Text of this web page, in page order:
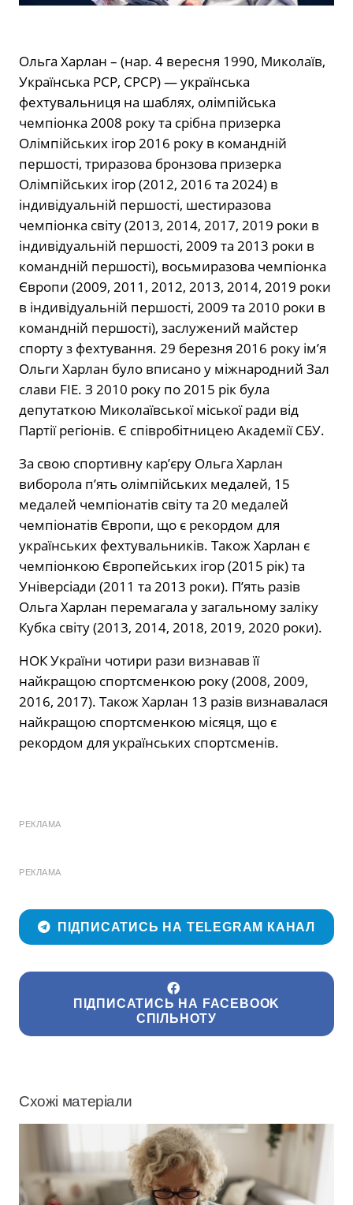
Ольга Харлан – (нар. 4 вересня 1990, Миколаїв,
Українська РСР, СРСР) — українська
фехтувальниця на шаблях, олімпійська
чемпіонка 2008 року та срібна призерка
Олімпійських ігор 2016 року в командній
першості, триразова бронзова призерка
Олімпійських ігор (2012, 2016 та 2024) в
індивідуальній першості, шестиразова
чемпіонка світу (2013, 2014, 2017, 2019 роки в
індивідуальній першості, 2009 та 2013 роки в
командній першості), восьмиразова чемпіонка
Європи (2009, 2011, 2012, 2013, 2014, 2019 роки
в індивідуальній першості, 2009 та 2010 роки в
командній першості), заслужений майстер
спорту з фехтування. 29 березня 2016 року ім’я
Ольги Харлан було вписано у міжнародний Зал
слави FIE. З 2010 року по 2015 рік була
депутаткою Миколаївської міської ради від
Партії регіонів. Є співробітницею Академії СБУ.
За свою спортивну кар’єру Ольга Харлан
виборола п’ять олімпійських медалей, 15
медалей чемпіонатів світу та 20 медалей
чемпіонатів Європи, що є рекордом для
українських фехтувальників. Також Харлан є
чемпіонкою Європейських ігор (2015 рік) та
Універсіади (2011 та 2013 роки). П’ять разів
Ольга Харлан перемагала у загальному заліку
Кубка світу (2013, 2014, 2018, 2019, 2020 роки).
НОК України чотири рази визнавав її
найкращою спортсменкою року (2008, 2009,
2016, 2017). Також Харлан 13 разів визнавалася
найкращою спортсменкою місяця, що є
рекордом для українських спортсменів.
РЕКЛАМА
РЕКЛАМА
ПІДПИСАТИСЬ НА TELEGRAM КАНАЛ
ПІДПИСАТИСЬ НА FACEBOOK
СПІЛЬНОТУ
Схожі матеріали